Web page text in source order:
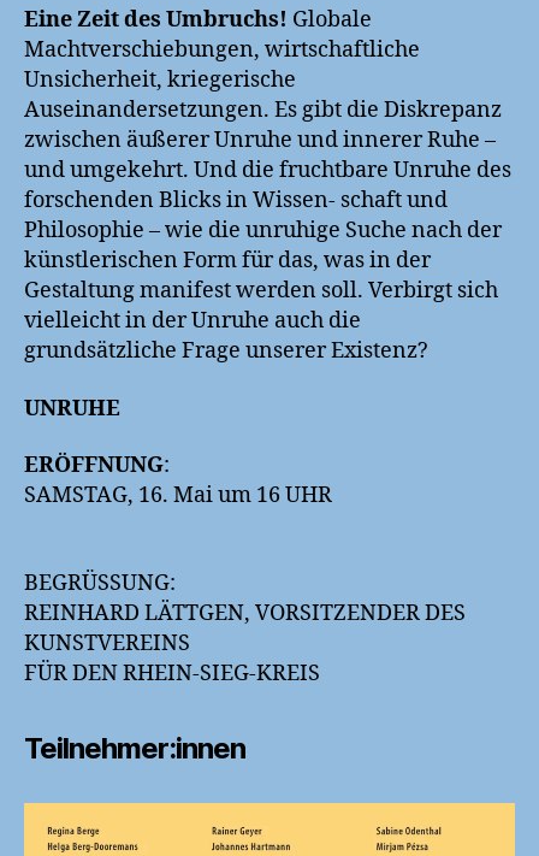
Eine Zeit des Umbruchs! Globale
Machtverschiebungen, wirtschaftliche
Unsicherheit, kriegerische
Auseinandersetzungen. Es gibt die Diskrepanz
zwischen äußerer Unruhe und innerer Ruhe –
und umgekehrt. Und die fruchtbare Unruhe des
forschenden Blicks in Wissen- schaft und
Philosophie – wie die unruhige Suche nach der
künstlerischen Form für das, was in der
Gestaltung manifest werden soll. Verbirgt sich
vielleicht in der Unruhe auch die
grundsätzliche Frage unserer Existenz?
UNRUHE
ERÖFFNUNG:
SAMSTAG, 16. Mai um 16 UHR
BEGRÜSSUNG:
REINHARD LÄTTGEN, VORSITZENDER DES
KUNSTVEREINS
FÜR DEN RHEIN-SIEG-KREIS
Teilnehmer:innen